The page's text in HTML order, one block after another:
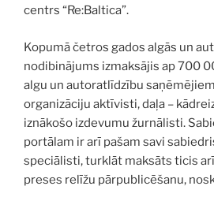
centrs “Re:Baltica”.
Kopumā četros gados algās un
nodibinājums izmaksājis ap 700
algu un autoratlīdzību
organizāciju aktīvisti, daļa –
iznākošo izdevumu žurnālisti.
portālam ir arī pašam savi
speciālisti, turklāt maksāts ticis
preses relīžu pārpublicēšanu,